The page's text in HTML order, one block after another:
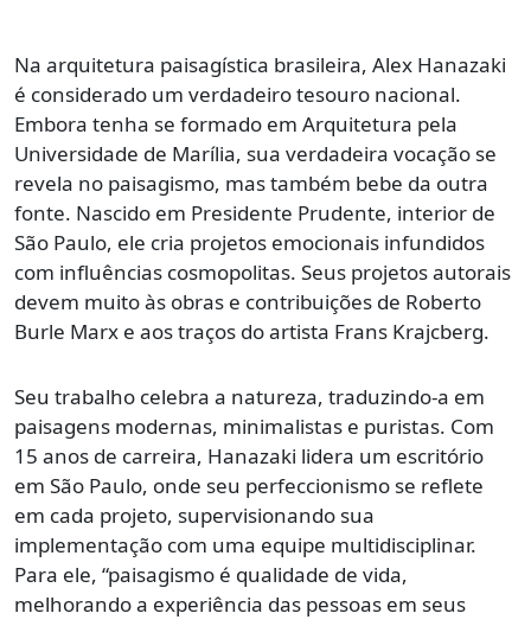
Na arquitetura paisagística brasileira, Alex Hanazaki
é considerado um verdadeiro tesouro nacional.
Embora tenha se formado em Arquitetura pela
Universidade de Marília, sua verdadeira vocação se
revela no paisagismo, mas também bebe da outra
fonte. Nascido em Presidente Prudente, interior de
São Paulo, ele cria projetos emocionais infundidos
com influências cosmopolitas. Seus projetos autorais
devem muito às obras e contribuições de Roberto
Burle Marx e aos traços do artista Frans Krajcberg.
Seu trabalho celebra a natureza, traduzindo-a em
paisagens modernas, minimalistas e puristas. Com
15 anos de carreira, Hanazaki lidera um escritório
em São Paulo, onde seu perfeccionismo se reflete
em cada projeto, supervisionando sua
implementação com uma equipe multidisciplinar.
Para ele, “paisagismo é qualidade de vida,
melhorando a experiência das pessoas em seus